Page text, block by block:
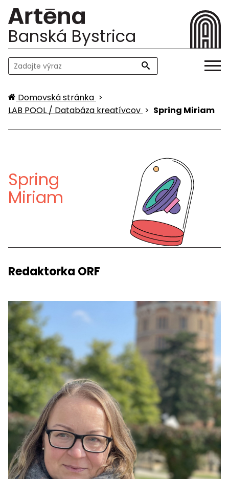
Banská Bystrica
Domovská stránka >
LAB POOL / Databáza kreatívcov > Spring Miriam
Spring
Miriam
Redaktorka ORF